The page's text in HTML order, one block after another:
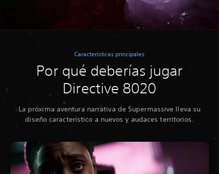
Características principales
Por qué deberías jugar
Directive 8020
La próxima aventura narrativa de Supermassive lleva su
diseño característico a nuevos y audaces territorios.